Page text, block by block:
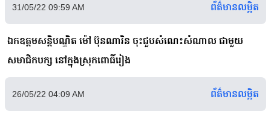
31/05/22 09:59 AM ព័ត៌មានលម្អិត
ឯកឧត្តមសន្តិបណ្ឌិត ម៉ៅ ប៊ុនណារិន ចុះជួបសំណេះសំណាល ជាមួយ
សមាជិកបក្ស នៅក្នុងស្រុកពោធិ៍រៀង
26/05/22 04:09 AM ព័ត៌មានលម្អិត